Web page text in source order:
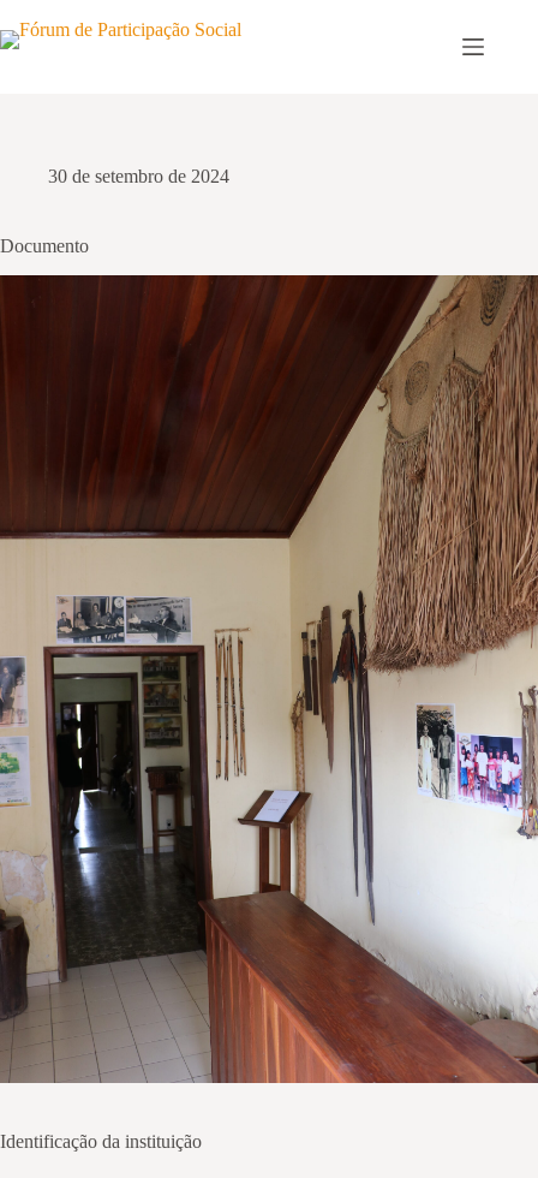
para
o
30 de setembro de 2024
Documento
Identificação da instituição